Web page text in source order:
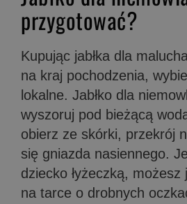
przygotować?
Kupując jabłka dla
na kraj pochodzenia,
lokalne. Jabłko dla
wyszoruj pod bieżącą
obierz ze skórki, przekrój
się gniazda nasiennego.
dziecko łyżeczką, możesz
na tarce o drobnych